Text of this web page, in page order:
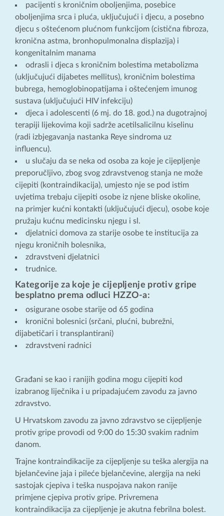
pacijenti s kroničnim oboljenjima, posebice
oboljenjima srca i pluća, uključujući i djecu, a posebno
djecu s oštećenom plućnom funkcijom (cistična fibroza,
kronična astma, bronhopulmonalna displazija) i
kongenitalnim manama
odrasli i djeca s kroničnim bolestima metabolizma
(uključujući dijabetes mellitus), kroničnim bolestima
bubrega, hemoglobinopatijama i oštećenjem imunog
sustava (uključujući HIV infekciju)
djeca i adolescenti (6 mj. do 18. god.) na dugotrajnoj
terapiji lijekovima koji sadrže acetilsalicilnu kiselinu
(radi izbjegavanja nastanka Reye sindroma uz
influencu).
u slučaju da se neka od osoba za koje je cijepljenje
preporučljivo, zbog svog zdravstvenog stanja ne može
cijepiti (kontraindikacija), umjesto nje se pod istim
uvjetima trebaju cijepiti osobe iz njene bliske okoline,
na primjer kućni kontakti (uključujući djecu), osobe koje
pružaju kućnu medicinsku njegu i sl.
djelatnici domova za starije osobe te institucija za
njegu kroničnih bolesnika,
zdravstveni djelatnici
trudnice.
Kategorije za koje je cijepljenje protiv gripe
besplatno prema odluci HZZO-a:
osigurane osobe starije od 65 godina
kronični bolesnici (srčani, plućni, bubrežni,
dijabetičari i transplantirani)
zdravstveni radnici
Građani se kao i ranijih godina mogu cijepiti kod
izabranog liječnika i u pripadajućem zavodu za javno
zdravstvo.
U Hrvatskom zavodu za javno zdravstvo se cijepljenje
protiv gripe provodi od 9:00 do 15:30 svakim radnim
danom.
Trajne kontraindikacije za cijepljenje su teška alergija na
bjelančevine jaja i pileće bjelančevine, alergija na neki
sastojak cjepiva i teška nuspojava nakon ranije
primjene cjepiva protiv gripe. Privremena
kontraindikacija za cijepljenje je akutna febrilna bolest.